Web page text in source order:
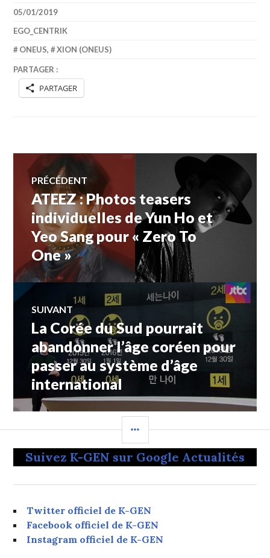
05/01/2019
EGO_CENTRIK
ONEUS, XION (ONEUS)
PARTAGER :
PARTAGER
Navigation
de
l’article
PRÉCÉDENT
Article
précédent :
ATEEZ : Photos teasers
individuelles de Yun Ho et
Yeo Sang pour « Zero To
One »
SUIVANT
Article
Suivant:
La Corée du Sud pourrait
abandonner l’âge coréen pour
passer au système d’âge
international
LATÉRALE
Suivez K-GEN sur Google Actualités
Twitter officiel de K-GEN
Facebook officiel de K-GEN
Instagram officiel de K-GEN